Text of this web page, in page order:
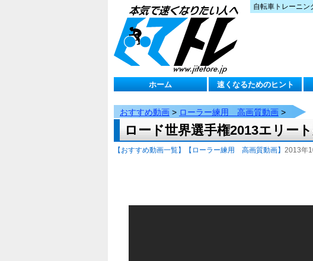
自転車トレーニン
ホーム 速くなるためのヒント
おすすめ動画 > ローラー練用 高画質動画 >
ロード世界選手権2013エリー
【おすすめ動画一覧】 【ローラー練用 高画質動画】 2013年